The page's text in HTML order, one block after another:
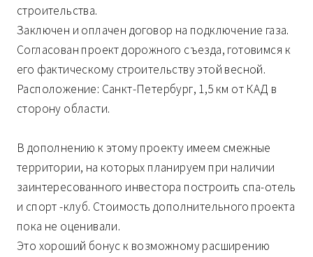
строительства.
Заключен и оплачен договор на подключение газа.
Согласован проект дорожного съезда, готовимся к
его фактическому строительству этой весной.
Расположение: Санкт-Петербург, 1,5 км от КАД в
сторону области.
В дополнению к этому проекту имеем смежные
территории, на которых планируем при наличии
заинтересованного инвестора построить спа-отель
и спорт -клуб. Стоимость дополнительного проекта
пока не оценивали.
Это хороший бонус к возможному расширению